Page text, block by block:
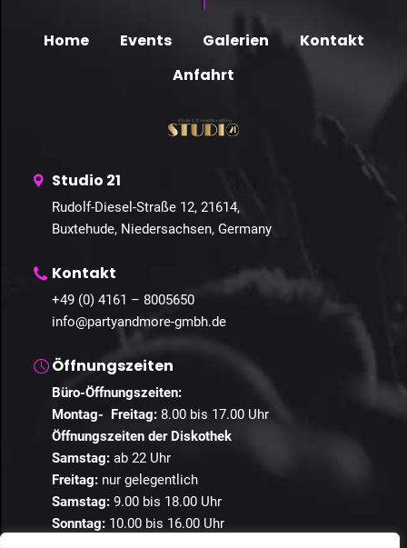
Home Events Galerien
Kontakt
Anfahrt
Studio 21
Rudolf-Diesel-Straße 12, 21614,
Buxtehude, Niedersachsen, Germany
Kontakt
+49 (0) 4161 – 8005650
info@partyandmore-gmbh.de
Öffnungszeiten
Büro-Öffnungszeiten:
Montag- Freitag: 8.00 bis 17.00 Uhr
Öffnungszeiten der Diskothek
Samstag: ab 22 Uhr
Freitag: nur gelegentlich
Samstag: 9.00 bis 18.00 Uhr
Sonntag: 10.00 bis 16.00 Uhr